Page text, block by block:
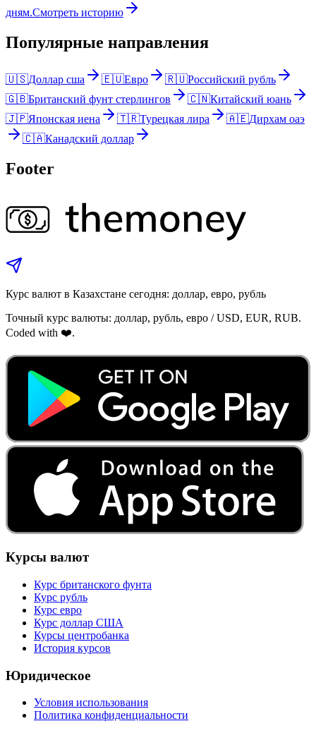
дням.Смотреть историю
Популярные направления
🇺🇸Доллар сша 🇪🇺Евро 🇷🇺Российский рубль
🇬🇧Британский фунт стерлингов 🇨🇳Китайский юань
🇯🇵Японская иена 🇹🇷Турецкая лира 🇦🇪Дирхам оаэ
🇨🇦Канадский доллар
Footer
Курс валют в Казахстане сегодня: доллар, евро, рубль
Точный курс валюты: доллар, рубль, евро / USD, EUR, RUB.
Coded with ❤️.
Курсы валют
Курс британского фунта
Курс рубль
Курс евро
Курс доллар США
Курсы центробанка
История курсов
Юридическое
Условия использования
Политика конфиденциальности